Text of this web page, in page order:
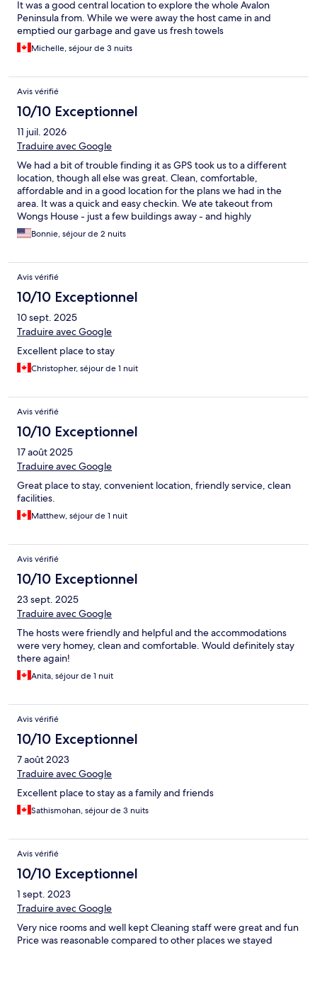
It was a good central location to explore the whole Avalon
Peninsula from. While we were away the host came in and
emptied our garbage and gave us fresh towels
Michelle, séjour de 3 nuits
Avis vérifié
10/10 Exceptionnel
11 juil. 2026
Traduire avec Google
We had a bit of trouble finding it as GPS took us to a different
location, though all else was great. Clean, comfortable,
affordable and in a good location for the plans we had in the
area. It was a quick and easy checkin. We ate takeout from
Wongs House - just a few buildings away - and highly
recommend it. The bed was comfortable and loved that all the
towels were new. We recommend Comerfords!
Bonnie, séjour de 2 nuits
Avis vérifié
10/10 Exceptionnel
10 sept. 2025
Traduire avec Google
Excellent place to stay
Christopher, séjour de 1 nuit
Avis vérifié
10/10 Exceptionnel
17 août 2025
Traduire avec Google
Great place to stay, convenient location, friendly service, clean
facilities.
Matthew, séjour de 1 nuit
Avis vérifié
10/10 Exceptionnel
23 sept. 2025
Traduire avec Google
The hosts were friendly and helpful and the accommodations
were very homey, clean and comfortable. Would definitely stay
there again!
Anita, séjour de 1 nuit
Avis vérifié
10/10 Exceptionnel
7 août 2023
Traduire avec Google
Excellent place to stay as a family and friends
Sathismohan, séjour de 3 nuits
Avis vérifié
10/10 Exceptionnel
1 sept. 2023
Traduire avec Google
Very nice rooms and well kept Cleaning staff were great and fun
Price was reasonable compared to other places we stayed